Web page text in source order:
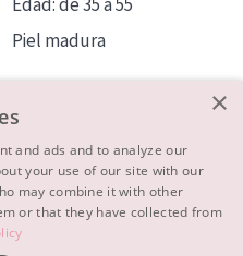
Piel madura
×
and ads and to analyze our
your use of our site with our
may combine it with other
or that they have collected from